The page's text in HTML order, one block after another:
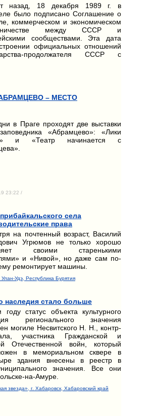
назад, 18 декабря 1989 г. в
было подписано Соглашение о
коммерческом и экономическом
между СССР и
сообществами. Эта дата
официальных отношений
продолжателя СССР с
– МЕСТО
в Праге проходят две выставки
«Абрамцево»: «Лики
и «Театр начинается с
23:22 /
села
права
на почтенный возраст, Василий
Угрюмов не только хорошо
своими старенькими
и «Нивой», но даже сам по-
ремонтирует машины.
Улан-Удэ, Республика Бурятия
наследия стало больше
статус объекта культурного
регионального значения
могиле Несвитского Н. Н., контр-
участника Гражданской и
Отечественной войн, который
в мемориальном сквере в
здания внесены в реестр в
значения. Все они
на-Амуре.
звезда», г. Хабаровск, Хабаровский край